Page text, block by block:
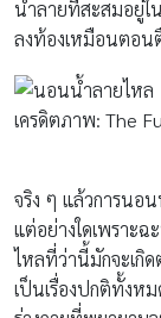
น้ำลายที่สะสมอยู่ใ
ลงท้องเหมือนตอน
เครดิตภาพ: The
จริง ๆ แล้วการนอ
แต่อย่างใดเพราะ
ไหลที่ว่านี้มักจะเกิ
เป็นเรื่องปกติทั้งห